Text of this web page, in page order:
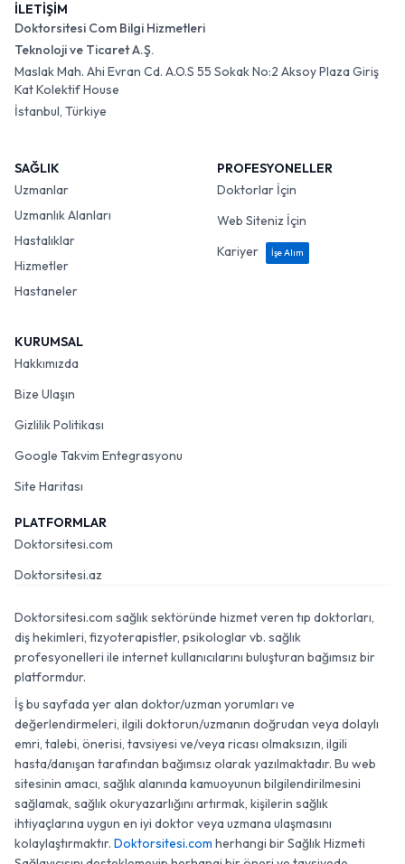
İLETİŞİM
Doktorsitesi Com Bilgi Hizmetleri
Teknoloji ve Ticaret A.Ş.
Maslak Mah. Ahi Evran Cd. A.O.S 55 Sokak No:2 Aksoy Plaza Giriş
Kat Kolektif House
İstanbul, Türkiye
SAĞLIK
Uzmanlar
Uzmanlık Alanları
Hastalıklar
Hizmetler
Hastaneler
PROFESYONELLER
Doktorlar İçin
Web Siteniz İçin
Kariyer
İşe Alım
KURUMSAL
Hakkımızda
Bize Ulaşın
Gizlilik Politikası
Google Takvim Entegrasyonu
Site Haritası
PLATFORMLAR
Doktorsitesi.com
Doktorsitesi.az
Doktorsitesi.com sağlık sektöründe hizmet veren tıp doktorları,
diş hekimleri, fizyoterapistler, psikologlar vb. sağlık
profesyonelleri ile internet kullanıcılarını buluşturan bağımsız bir
platformdur.
İş bu sayfada yer alan doktor/uzman yorumları ve
değerlendirmeleri, ilgili doktorun/uzmanın doğrudan veya dolaylı
emri, talebi, önerisi, tavsiyesi ve/veya ricası olmaksızın, ilgili
hasta/danışan tarafından bağımsız olarak yazılmaktadır. Bu web
sitesinin amacı, sağlık alanında kamuoyunun bilgilendirilmesini
sağlamak, sağlık okuryazarlığını artırmak, kişilerin sağlık
ihtiyaçlarına uygun en iyi doktor veya uzmana ulaşmasını
kolaylaştırmaktır. Doktorsitesi.com herhangi bir Sağlık Hizmeti